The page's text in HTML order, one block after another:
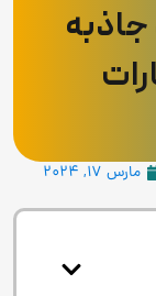
جاذبه
مارس 17, 2024